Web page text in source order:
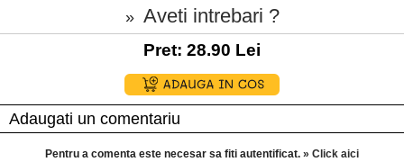
» Aveti intrebari ?
Pret: 28.90 Lei
Adaugati un comentariu
Pentru a comenta este necesar sa fiti autentificat. » Click aici